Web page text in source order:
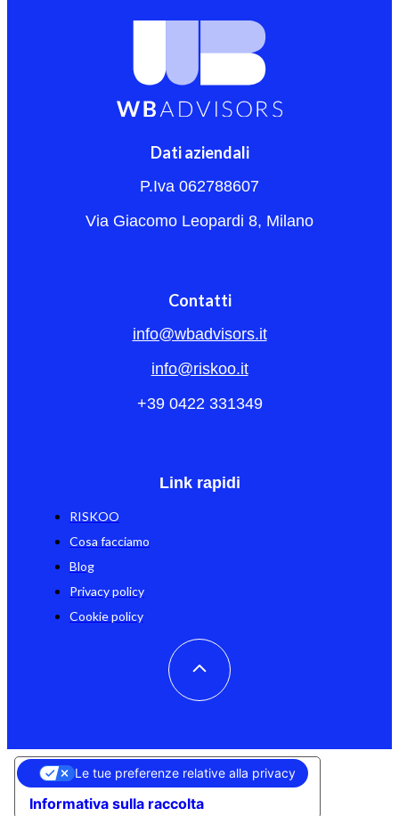
Dati aziendali
P.Iva 062788607
Via Giacomo Leopardi 8, Milano
Contatti
info@wbadvisors.it
info@riskoo.it
+39 0422 331349
Link rapidi
RISKOO
Cosa facciamo
Blog
Privacy policy
Cookie policy
Informativa sulla raccolta
Le tue preferenze relative alla privacy